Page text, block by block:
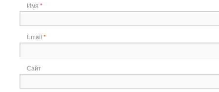
Имя *
Email *
Сайт